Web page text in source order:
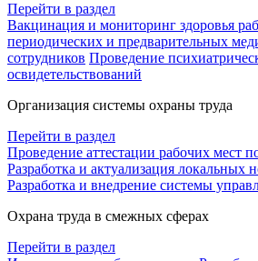
Перейти в раздел
Вакцинация и мониторинг здоровья
периодических и предварительных
сотрудников Проведение
освидетельствований
Организация системы охраны труда
Перейти в раздел
Проведение аттестации рабочих мест
Разработка и актуализация локальных
Разработка и внедрение системы
Охрана труда в смежных сферах
Перейти в раздел